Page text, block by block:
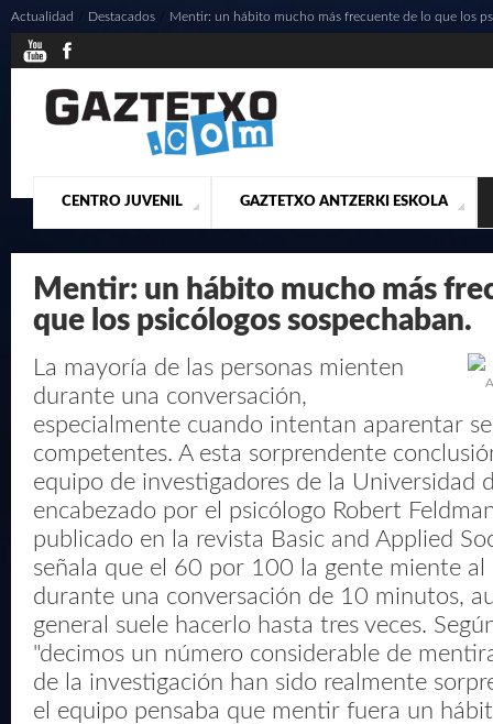
CENTRO JUVENIL
¿QUIENES SOMOS? ACTUALIDAD CONTACTO
GAZTETXO ANTZERKI ESKOLA
PRESENTACIÓN MUSICALES
Actualidad Destacados Mentir: un hábito mucho más frecuente de lo que los
Mentir: un hábito mucho más
que los psicólogos sospechaban.
La mayoría de las personas mienten
durante una conversación,
especialmente cuando intentan aparentar
competentes. A esta sorprendente
equipo de investigadores de la Universidad
encabezado por el psicólogo Robert
publicado en la revista Basic and Applied
señala que el 60 por 100 la gente miente al
durante una conversación de 10 minutos,
general suele hacerlo hasta tres veces.
"decimos un número considerable de
de la investigación han sido realmente
el equipo pensaba que mentir fuera un